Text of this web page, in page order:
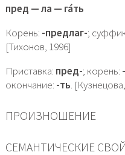
пред — ла — га́ть
Корень: -предлаг-;
[Тихонов, 1996]
Приставка: пред-; корень:
окончание: -ть.
ПРОИЗНОШЕНИЕ
СЕМАНТИЧЕСКИЕ